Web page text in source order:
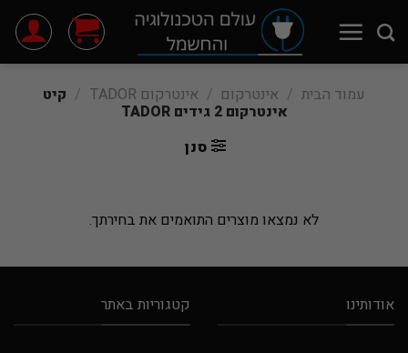
עמוד הבית / אינטרקום / אינטרקום TADOR / קיט
אינטרקום 2 גידים TADOR
סנן
לא נמצאו מוצרים התואמים את בחירתך.
אודותינו קטגוריות באתר